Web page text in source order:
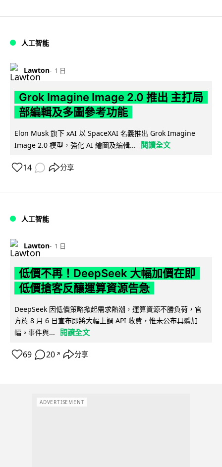
人工智能
Lawton 1 日
Grok Imagine Image 2.0 推出 主打局
部編輯及多圖參考功能
Elon Musk 旗下 xAI 以 SpaceXAI 名義推出 Grok Imagine
Image 2.0 模型，強化 AI 繪圖及編輯...
閱讀全文
14 分享
人工智能
Lawton 1 日
低價不再！DeepSeek 大幅加價在即
低價搶客反釀運算資源告急
DeepSeek 因低價策略掀起需求熱潮，運算資源不勝負荷，官
方於 8 月 6 日宣布即將大幅上調 API 收費，惟未公布具體加
幅。事件與...
閱讀全文
69 20 ↗ 分享
ADVERTISEMENT